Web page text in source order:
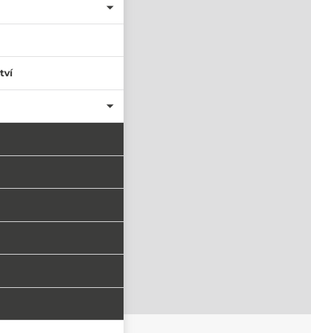
PŘIHLÁSIT SE
nastavit nové heslo